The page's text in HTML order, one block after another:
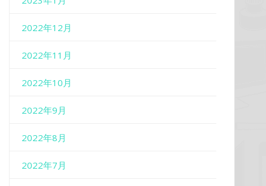
2022年12月
2022年11月
2022年10月
2022年9月
2022年8月
2022年7月